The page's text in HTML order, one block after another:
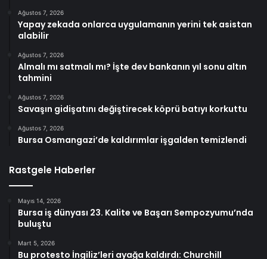
Ağustos 7, 2026
Yapay zekada onlarca uygulamanın yerini tek asistan
alabilir
Ağustos 7, 2026
Almalı mı satmalı mı? İşte dev bankanın yıl sonu altın
tahmini
Ağustos 7, 2026
Savaşın gidişatını değiştirecek köprü batıyı korkuttu
Ağustos 7, 2026
Bursa Osmangazi’de kaldırımlar işgalden temizlendi
Rastgele Haberler
Mayıs 14, 2026
Bursa iş dünyası 23. Kalite ve Başarı Sempozyumu’nda
buluştu
Mart 5, 2026
Bu protesto İngiliz’leri ayağa kaldırdı: Churchill